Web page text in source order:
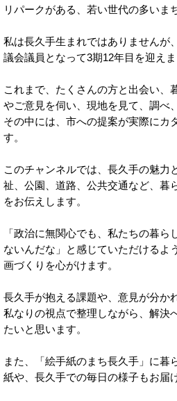
リパークがある、若い世代の多いま
私は長久手生まれではありませんが
議会議員となって3期12年目を迎えま
これまで、たくさんの方と出会い、
やご意見を伺い、現地を見て、調べ
その中には、市への提案が実際にカ
す。
このチャンネルでは、長久手の魅力
祉、公園、道路、公共交通など、暮
をお伝えします。
「政治に無関心でも、私たちの暮
ないんだな」と感じていただけるよ
画づくりを心がけます。
長久手が抱える課題や、意見が分か
私なりの視点で整理しながら、解決
たいと思います。
また、「絵手紙のまち長久手」に暮
紙や、長久手での毎日の様子もお届